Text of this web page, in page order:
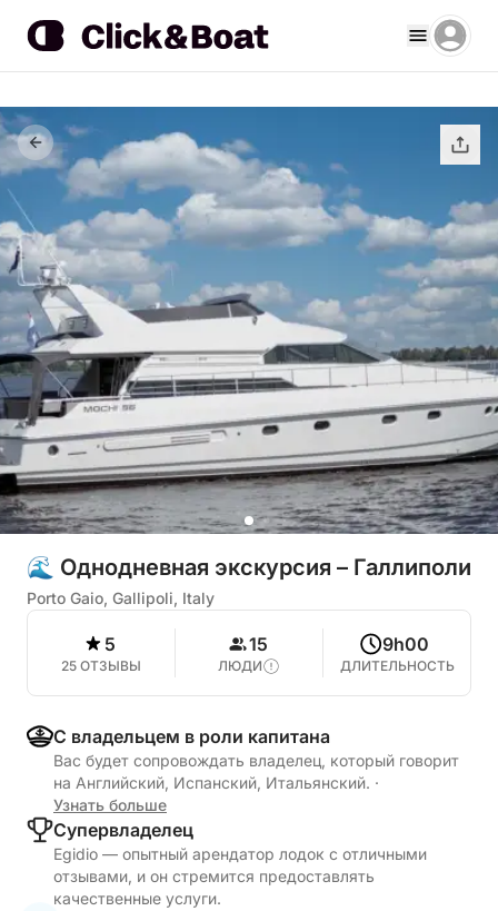
🌊 Однодневная экскурсия – Галлиполи
Porto Gaio, Gallipoli, Italy
5
25 ОТЗЫВЫ
15
ЛЮДИ
9h00
ДЛИТЕЛЬНОСТЬ
С владельцем в роли капитана
Вас будет сопровождать владелец, который говорит
на Английский, Испанский, Итальянский. ·
Узнать больше
Cупервладелец
Egidio — опытный арендатор лодок с отличными
отзывами, и он стремится предоставлять
качественные услуги.